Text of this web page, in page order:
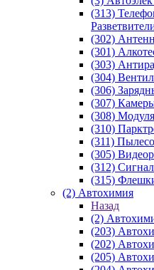
(313)
(302)
(301)
(303)
(304)
(306)
(307)
(308)
(310)
(311)
(305)
(312)
(315)
(2) Автохимия
Назад
(2)
(203)
(202)
(205)